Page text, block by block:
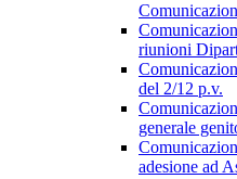
riunioni
del 2/12 p.v.
generale
adesione ad